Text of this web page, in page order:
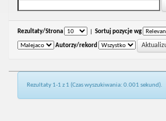
Rezultaty/Strona Sortuj pozycje wg
Autorzy/rekord
Rezultaty 1-1 z 1 (Czas wyszukiwania: 0.001 sekund).